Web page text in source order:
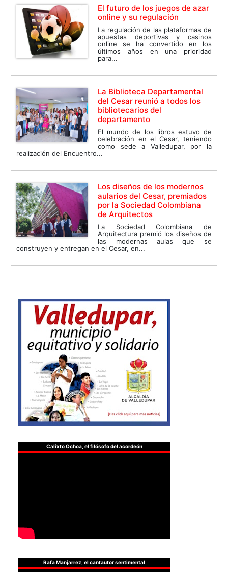
El futuro de los juegos de azar
online y su regulación
La regulación de las plataformas de
apuestas deportivas y casinos
online se ha convertido en los
últimos años en una prioridad
para...
La Biblioteca Departamental
del Cesar reunió a todos los
bibliotecarios del
departamento
El mundo de los libros estuvo de
celebración en el Cesar, teniendo
como sede a Valledupar, por la
realización del Encuentro...
Los diseños de los modernos
aularios del Cesar, premiados
por la Sociedad Colombiana
de Arquitectos
La Sociedad Colombiana de
Arquitectura premió los diseños de
las modernas aulas que se
construyen y entregan en el Cesar, en...
Calixto Ochoa, el filósofo del acordeón
Rafa Manjarrez, el cantautor sentimental